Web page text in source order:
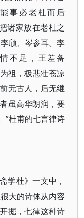
事必老杜而后
诸家放在老杜之
颀、岑参耳。李
不足，王差备
祖，极悲壮苍凉
无古人，后无继
虽高华朗润，要
”杜甫的七言律诗
学杜》一文中，
大的诗体从内容
掘，七律这种诗